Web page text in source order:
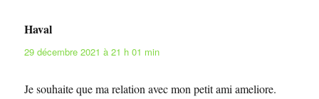
Haval
29 décembre 2021 à 21 h 01 min
Je souhaite que ma relation avec mon petit ami ameliore.